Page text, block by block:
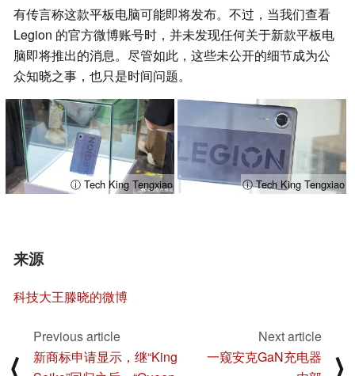
有传言称这款平板电脑可能即将发布。不过，当我们查看
Legion 的官方微博账号时，并未发现任何关于新款平板电
脑即将推出的消息。尽管如此，这些未公开的细节成为公
众知晓之事，也只是时间问题。
ⓘ Tech King Tengxiao ⓘ Tech King Tengxiao
来源
科技大王滕晓的微博
⟨
Previous article
新商标申请显示，继“King
Next article
一窥安克GaN充电器
⟩